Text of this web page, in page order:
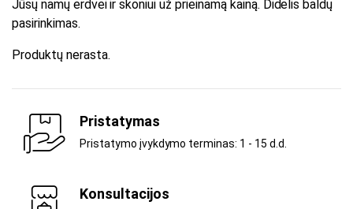
Jūsų namų erdvei ir skoniui už prieinamą kainą. Didelis baldų
pasirinkimas.
Produktų nerasta.
Pristatymas
Pristatymo įvykdymo terminas: 1 - 15 d.d.
Konsultacijos